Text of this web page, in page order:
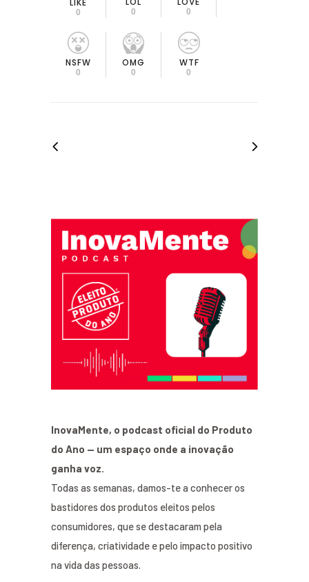
LIKE
0 0 0
NSFW
0
OMG
0
WTF
0
InovaMente, o podcast oficial do Produto
do Ano — um espaço onde a inovação
ganha voz.
Todas as semanas, damos-te a conhecer os
bastidores dos produtos eleitos pelos
consumidores, que se destacaram pela
diferença, criatividade e pelo impacto positivo
na vida das pessoas.